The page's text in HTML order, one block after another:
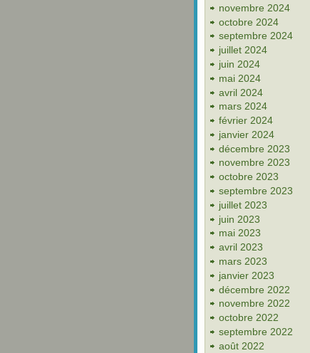
novembre 2024
octobre 2024
septembre 2024
juillet 2024
juin 2024
mai 2024
avril 2024
mars 2024
février 2024
janvier 2024
décembre 2023
novembre 2023
octobre 2023
septembre 2023
juillet 2023
juin 2023
mai 2023
avril 2023
mars 2023
janvier 2023
décembre 2022
novembre 2022
octobre 2022
septembre 2022
août 2022